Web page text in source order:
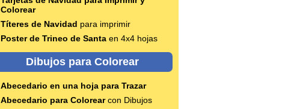
Colorear
Títeres de Navidad para imprimir
Poster de Trineo de Santa en 4x4 hojas
Dibujos para Colorear
Abecedario en una hoja para Trazar
Abecedario para Colorearcon Dibujos